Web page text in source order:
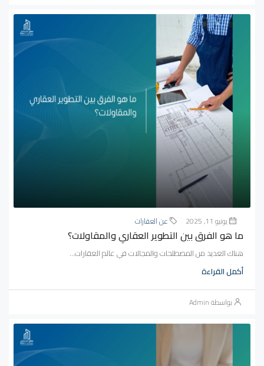
يونيو 11, 2025 عن العقارات
ما هو الفرق بين التطوير العقاري والمقاولات؟
هناك العديد من المصطلحات والمجالات في عالم العقارات...
أكمل القراءة
بواسطة Admin